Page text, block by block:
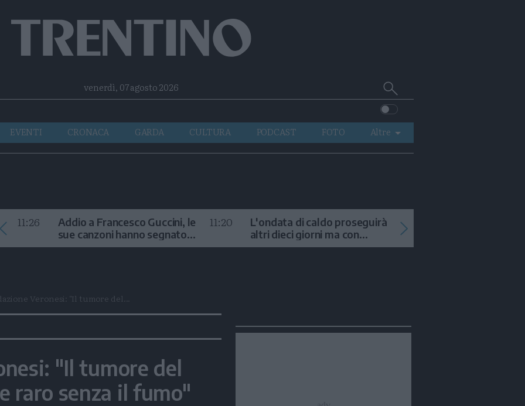
Telegram
RSSvenerdì, 07 agosto 2026 Cerca
su
Trentino
EVENTI CRONACA GARDA CULTURA PODCAST FOTO
Altre
VIDEO
11:26
Addio a Francesco Guccini, le
sue canzoni hanno segnato
la storia
11:20
L'ondata di caldo proseguirà
altri dieci giorni ma con
temporali
Veronesi: "Il tumore del...
"Il tumore del
raro senza il fumo"